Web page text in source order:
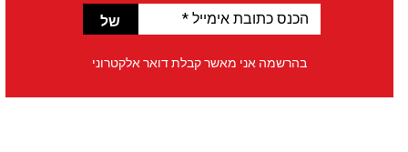
הכנס
כתובת
*
בהרשמה אני מאשר קבלת דואר אלקטרוני